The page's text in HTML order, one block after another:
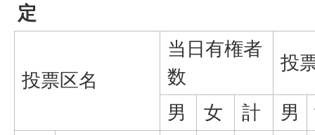
定
投票区名
当日有権者
数
投
男 女 計 男